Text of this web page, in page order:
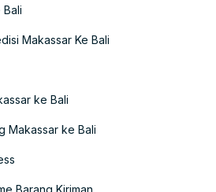
Makassar Ke Bali
ke Bali
Makassar ke Bali
Barang Kiriman